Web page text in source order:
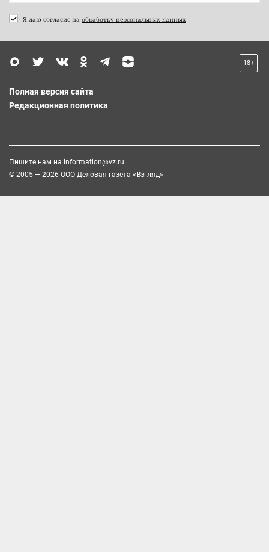
Я даю согласие на обработку персональных данных
18+
Полная версия сайта
Редакционная политика
Пишите нам на information@vz.ru
© 2005 — 2026 ООО Деловая газета «Взгляд»